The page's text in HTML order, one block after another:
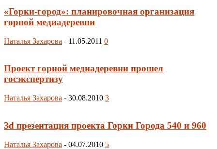
«Горки-город»: планировочная организация
горной медиадеревни
Наталья Захарова - 11.05.2011 0
Проект горной медиадеревни прошел
госэкспертизу
Наталья Захарова - 30.08.2010 3
Зd презентация проекта Горки Города 540 и 960
Наталья Захарова - 04.07.2010 5